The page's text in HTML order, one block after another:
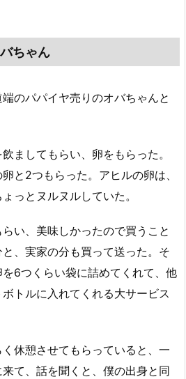
ちゃん
のパパイヤ売りのオバちゃんと
ましてもらい、卵をもらった。
と2つもらった。アヒルの卵は、
っとヌルヌルしていた。
い、美味しかったので買うこと
、実家の分も買って送った。そ
6つくらい袋に詰めてくれて、他
トルに入れてくれる大サービス
休憩させてもらっていると、一
て、話を聞くと、僕の出身と同